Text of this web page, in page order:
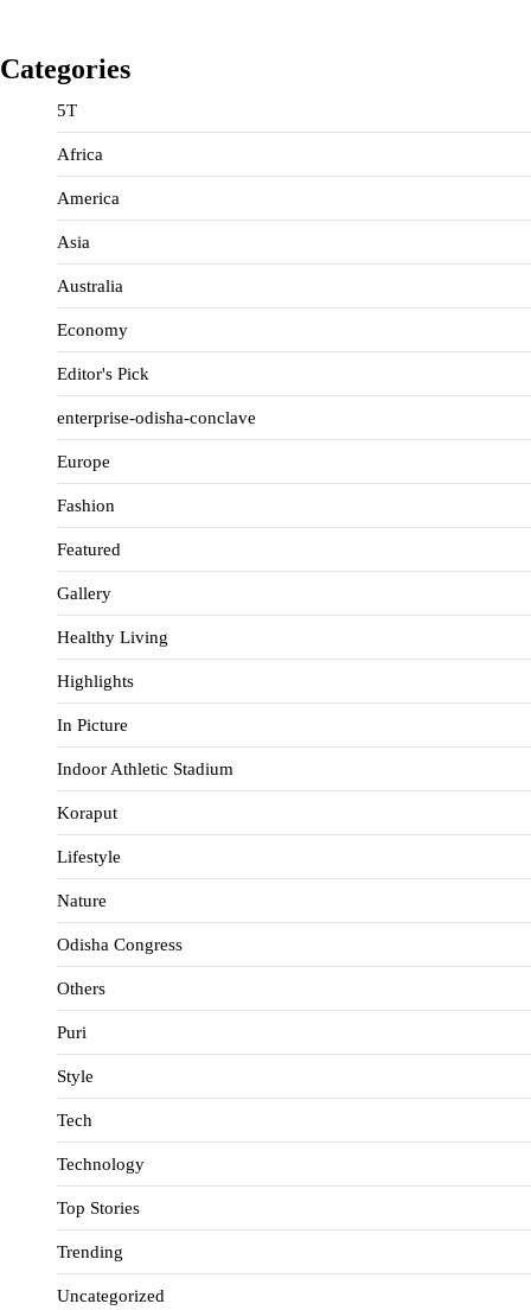
Categories
5T
Africa
America
Asia
Australia
Economy
Editor's Pick
enterprise-odisha-conclave
Europe
Fashion
Featured
Gallery
Healthy Living
Highlights
In Picture
Indoor Athletic Stadium
Koraput
Lifestyle
Nature
Odisha Congress
Others
Puri
Style
Tech
Technology
Top Stories
Trending
Uncategorized